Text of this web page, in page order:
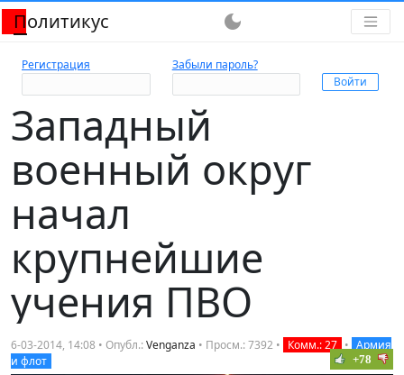
Политикус dark_mode
Регистрация Забыли пароль?
Западный
военный округ
начал
крупнейшие
учения ПВО
6-03-2014, 14:08 • Опубл.:Venganza • Просм.: 7392 • Комм.: 27 • Армия
и флот
+78